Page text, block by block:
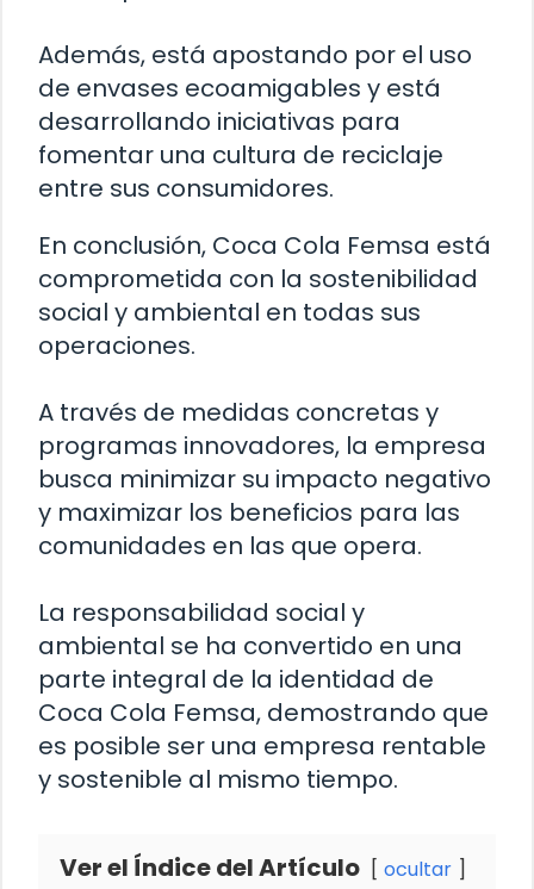
Además, está apostando por el uso
de envases ecoamigables y está
desarrollando iniciativas para
fomentar una cultura de reciclaje
entre sus consumidores.
En conclusión, Coca Cola Femsa está
comprometida con la sostenibilidad
social y ambiental en todas sus
operaciones.
A través de medidas concretas y
programas innovadores, la empresa
busca minimizar su impacto negativo
y maximizar los beneficios para las
comunidades en las que opera.
La responsabilidad social y
ambiental se ha convertido en una
parte integral de la identidad de
Coca Cola Femsa, demostrando que
es posible ser una empresa rentable
y sostenible al mismo tiempo.
Ver el Índice del Artículo ocultar